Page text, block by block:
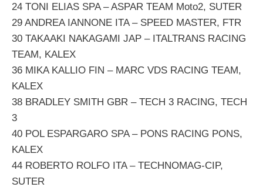
24 TONI ELIAS SPA – ASPAR TEAM Moto2, SUTER
29 ANDREA IANNONE ITA – SPEED MASTER, FTR
30 TAKAAKI NAKAGAMI JAP – ITALTRANS RACING
TEAM, KALEX
36 MIKA KALLIO FIN – MARC VDS RACING TEAM,
KALEX
38 BRADLEY SMITH GBR – TECH 3 RACING, TECH
3
40 POL ESPARGARO SPA – PONS RACING PONS,
KALEX
44 ROBERTO ROLFO ITA – TECHNOMAG-CIP,
SUTER